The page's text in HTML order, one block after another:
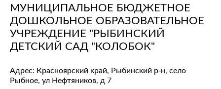
МУНИЦИПАЛЬНОЕ БЮДЖЕТНОЕ
ДОШКОЛЬНОЕ ОБРАЗОВАТЕЛЬНОЕ
УЧРЕЖДЕНИЕ "РЫБИНСКИЙ
ДЕТСКИЙ САД "КОЛОБОК"
Адрес: Красноярский край, Рыбинский р-н, село
Рыбное, ул Нефтяников, д 7